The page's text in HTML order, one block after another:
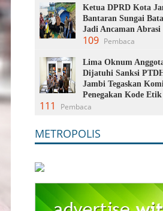
Ketua DPRD Kota
Bantaran Sungai
Jadi Ancaman Abrasi
109 Pembaca
Lima Oknum
Dijatuhi Sanksi
Jambi Tegaskan
Penegakan Kode Etik
111 Pembaca
METROPOLIS